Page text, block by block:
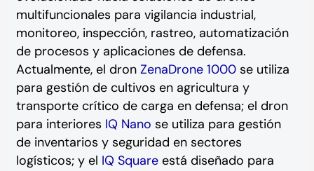
multifuncionales para vigilancia industrial,
monitoreo, inspección, rastreo, automatización
de procesos y aplicaciones de defensa.
Actualmente, el dron ZenaDrone 1000se utiliza
para gestión de cultivos en agricultura y
transporte crítico de carga en defensa; el dron
para interiores IQ Nano se utiliza para gestión
de inventarios y seguridad en sectores
logísticos; y el IQ Squareestá diseñado para